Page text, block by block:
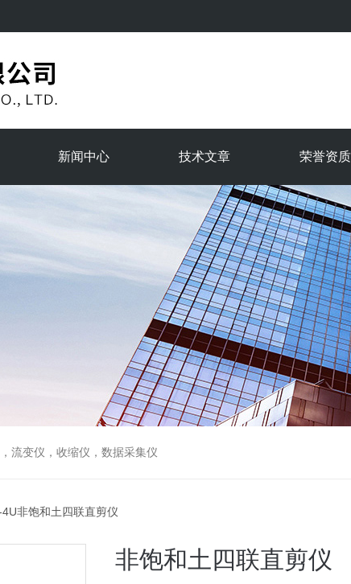
新闻中心 技术文章 荣誉资质
流变仪，收缩仪，数据采集仪
非饱和土四联直剪仪
非饱和土四联直剪仪